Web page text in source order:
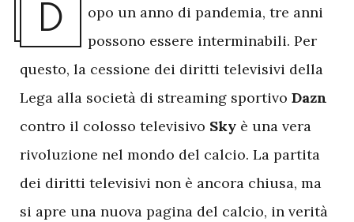
D
opo un anno di pandemia, tre anni
possono essere interminabili. Per
questo, la cessione dei diritti televisivi della
Lega alla società di streaming sportivo Dazn
contro il colosso televisivo Sky è una vera
rivoluzione nel mondo del calcio. La partita
dei diritti televisivi non è ancora chiusa, ma
si apre una nuova pagina del calcio, in verità